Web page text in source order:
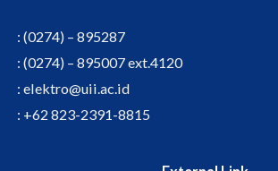
: (0274) – 895287
: (0274) – 895007 ext.4120
: elektro@uii.ac.id
: +62 823-2391-8815